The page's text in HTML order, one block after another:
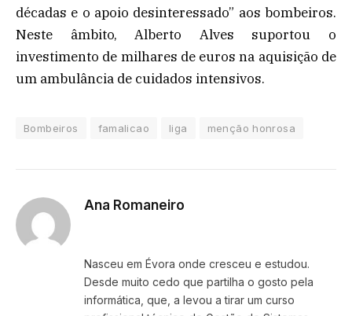
décadas e o apoio desinteressado” aos bombeiros.
Neste âmbito, Alberto Alves suportou o
investimento de milhares de euros na aquisição de
um ambulância de cuidados intensivos.
Bombeiros famalicao liga menção honrosa
Ana Romaneiro
Nasceu em Évora onde cresceu e estudou.
Desde muito cedo que partilha o gosto pela
informática, que, a levou a tirar um curso